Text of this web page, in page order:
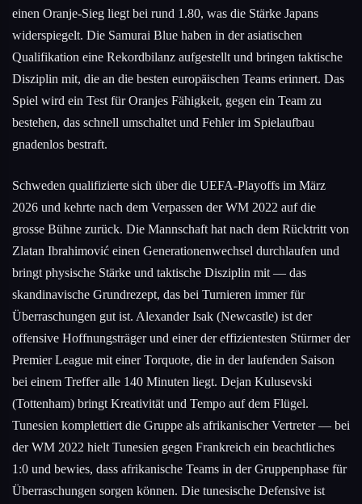
einen Oranje-Sieg liegt bei rund 1.80, was die Stärke Japans
widerspiegelt. Die Samurai Blue haben in der asiatischen
Qualifikation eine Rekordbilanz aufgestellt und bringen taktische
Disziplin mit, die an die besten europäischen Teams erinnert. Das
Spiel wird ein Test für Oranjes Fähigkeit, gegen ein Team zu
bestehen, das schnell umschaltet und Fehler im Spielaufbau
gnadenlos bestraft.
Schweden qualifizierte sich über die UEFA-Playoffs im März
2026 und kehrte nach dem Verpassen der WM 2022 auf die
grosse Bühne zurück. Die Mannschaft hat nach dem Rücktritt von
Zlatan Ibrahimović einen Generationenwechsel durchlaufen und
bringt physische Stärke und taktische Disziplin mit — das
skandinavische Grundrezept, das bei Turnieren immer für
Überraschungen gut ist. Alexander Isak (Newcastle) ist der
offensive Hoffnungsträger und einer der effizientesten Stürmer der
Premier League mit einer Torquote, die in der laufenden Saison
bei einem Treffer alle 140 Minuten liegt. Dejan Kulusevski
(Tottenham) bringt Kreativität und Tempo auf dem Flügel.
Tunesien komplettiert die Gruppe als afrikanischer Vertreter — bei
der WM 2022 hielt Tunesien gegen Frankreich ein beachtliches
1:0 und bewies, dass afrikanische Teams in der Gruppenphase für
Überraschungen sorgen können. Die tunesische Defensive ist